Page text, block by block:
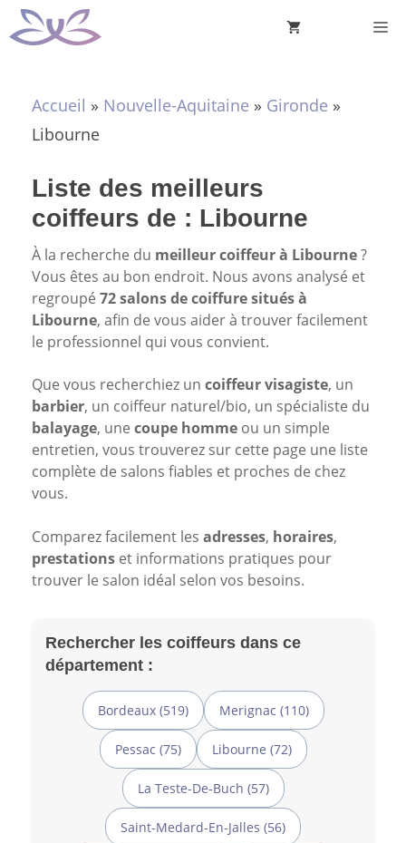
Aller
au
Accueil » Nouvelle-Aquitaine » Gironde »
Libourne
Liste des meilleurs
coiffeurs de : Libourne
À la recherche du meilleur coiffeur à Libourne?
Vous êtes au bon endroit. Nous avons analysé et
regroupé 72 salons de coiffure situés à
Libourne, afin de vous aider à trouver facilement
le professionnel qui vous convient.
Que vous recherchiez un coiffeur visagiste, un
barbier, un coiffeur naturel/bio, un spécialiste du
balayage, une coupe homme ou un simple
entretien, vous trouverez sur cette page une liste
complète de salons fiables et proches de chez
vous.
Comparez facilement les adresses, horaires,
prestations et informations pratiques pour
trouver le salon idéal selon vos besoins.
Rechercher les coiffeurs dans ce
département :
Bordeaux (519) Merignac (110)
Pessac (75) Libourne (72)
La Teste-De-Buch (57)
Saint-Medard-En-Jalles (56)